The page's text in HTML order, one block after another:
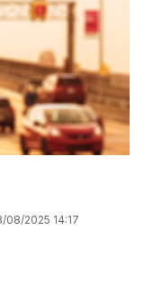
08/2025 14:17